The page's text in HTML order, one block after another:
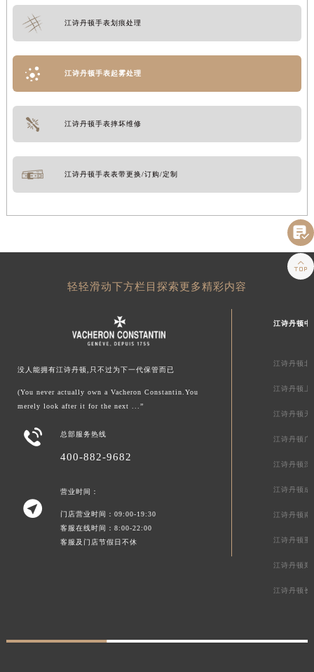
江诗丹顿手表划痕处理
江诗丹顿手表起雾处理
江诗丹顿手表摔坏维修
江诗丹顿手表表带更换/订购/定制
轻轻滑动下方栏目探索更多精彩内容
没人能拥有江诗丹顿,只不过为下一代保管而已
(You never actually own a Vacheron Constantin.You
merely look after it for the next ...”
 总部服务热线
400-882-9682

营业时间：
门店营业时间：09:00-19:30
客服在线时间：8:00-22:00
客服及门店节假日不休
江诗丹顿中
江诗丹顿北
江诗丹顿上
江诗丹顿天
江诗丹顿广
江诗丹顿深
江诗丹顿成
江诗丹顿南
江诗丹顿重
江诗丹顿郑
江诗丹顿长

